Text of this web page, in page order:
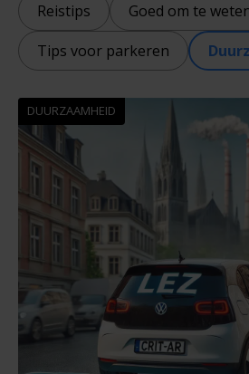
Reistips
Goed om te
Tips voor parkeren
DUURZAAMHEID